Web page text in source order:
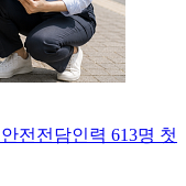
전전담인력 613명 첫